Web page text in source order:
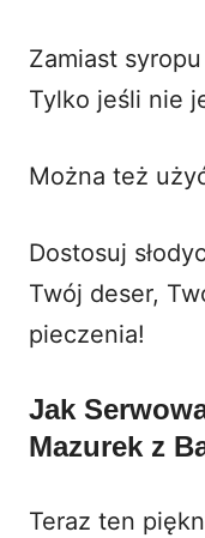
Zamiast
Tylko jeśli nie
Można też
Dostosuj
Twój deser,
pieczenia!
Jak
Mazurek z
Teraz ten